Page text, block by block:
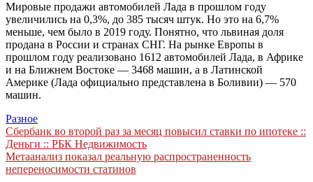
Мировые продажи автомобилей Лада в прошлом году
увеличились на 0,3%, до 385 тысяч штук. Но это на 6,7%
меньше, чем было в 2019 году. Понятно, что львиная доля
продана в России и странах СНГ. На рынке Европы в
прошлом году реализовано 1612 автомобилей Лада, в Африке
и на Ближнем Востоке — 3468 машин, а в Латинской
Америке (Лада официально представлена в Боливии) — 570
машин.
Разное
Навигация
по
записям
Сбербанк во второй раз за месяц повысил ставки по ипотеке ::
Деньги :: РБК Недвижимость
Метаанализ показал реальную распространенность
непереносимости статинов